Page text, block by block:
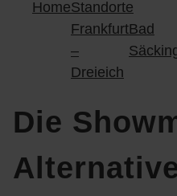
HomeStandorte
Frankfurt
–
Dreieich
Bad
Die